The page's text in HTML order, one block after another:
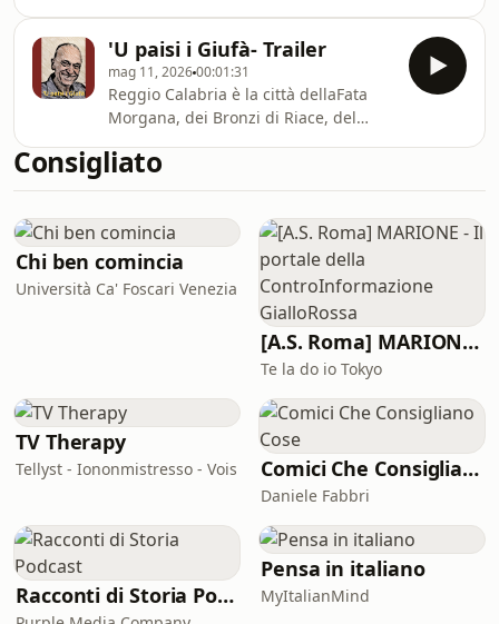
Restare? Tornare? Che fare? A tutte
queste domande altre duecento
ragazze e ragazzi - tra cui molti
millenials e un po’ di appartenenti
alla generazione Z - hanno cercato di
dare delle risposte attraverso una
cosa che hanno chiamato “Forum
delle Idee- Regg
'U paisi i Giufà- Trailer
mag 11, 202600:01:31
Reggio Calabria è la città dellaFata
Morgana, dei Bronzi di Riace, del
bello d’Italia, una città preziosa
secondo il suo più grande poeta
descrisse come “una grazzia di Diu
chi supr’a a terra sa’ spirdiu” (una
grazia di Dio, che se l’è dimenticata
sulla terra), ma che haavuto l’amara
sorte di “ffiniri a mmanu ‘e storti!”(di
Consigliato
Chi ben comincia
Università Ca' Foscari Venezia
[A.S. Roma] MARIONE - Il portale della ControInformazione GialloRossa
Te la do io Tokyo
TV Therapy
Tellyst - Iononmistresso - Vois Comici Che Consigliano Cose
Daniele Fabbri
Racconti di Storia Podcast
Pensa in italiano
MyItalianMind